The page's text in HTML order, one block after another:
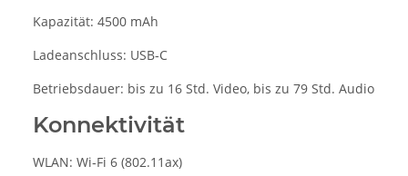
Kapazität: 4500 mAh
Ladeanschluss: USB‑C
Betriebsdauer: bis zu 16 Std. Video, bis zu 79 Std. Audio
Konnektivität
WLAN: Wi‑Fi 6 (802.11ax)